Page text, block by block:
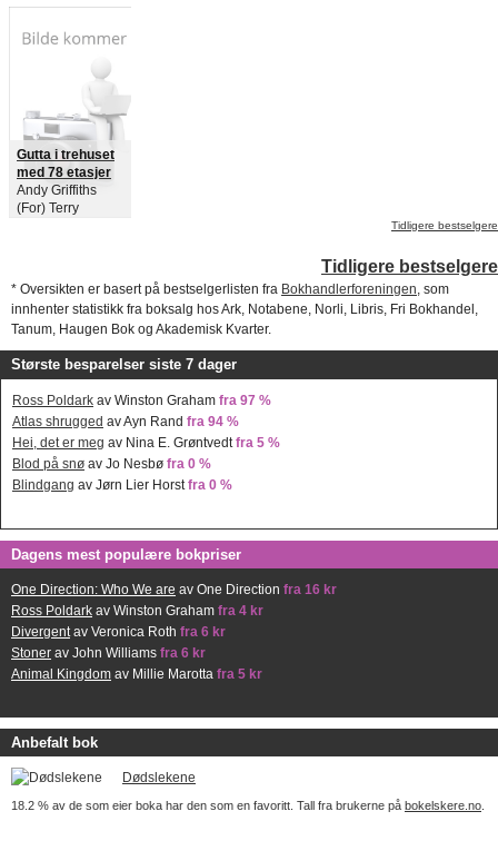
Gutta i trehuset
med 78 etasjer
Andy Griffiths
(For) Terry
Tidligere bestselgere
Tidligere bestselgere
* Oversikten er basert på bestselgerlisten fra Bokhandlerforeningen, som
innhenter statistikk fra boksalg hos Ark, Notabene, Norli, Libris, Fri Bokhandel,
Tanum, Haugen Bok og Akademisk Kvarter.
Største besparelser siste 7 dager
Ross Poldark av Winston Graham fra 97 %
Atlas shrugged av Ayn Rand fra 94 %
Hei, det er meg av Nina E. Grøntvedtfra 5 %
Blod på snø av Jo Nesbø fra 0 %
Blindgang av Jørn Lier Horstfra 0 %
Dagens mest populære bokpriser
One Direction: Who We are av One Direction fra 16 kr
Ross Poldark av Winston Graham fra 4 kr
Divergentav Veronica Roth fra 6 kr
Stoner av John Williams fra 6 kr
Animal Kingdom av Millie Marotta fra 5 kr
Anbefalt bok
Dødslekene
18.2 % av de som eier boka har den som en favoritt. Tall fra brukerne på bokelskere.no